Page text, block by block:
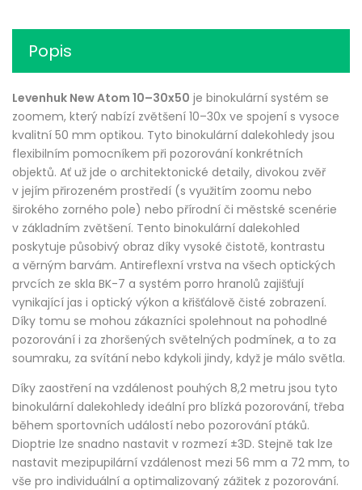
Popis
Levenhuk New Atom 10–30x50 je binokulární systém se
zoomem, který nabízí zvětšení 10–30x ve spojení s vysoce
kvalitní 50 mm optikou. Tyto binokulární dalekohledy jsou
flexibilním pomocníkem při pozorování konkrétních
objektů. Ať už jde o architektonické detaily, divokou zvěř
v jejím přirozeném prostředí (s využitím zoomu nebo
širokého zorného pole) nebo přírodní či městské scenérie
v základním zvětšení. Tento binokulární dalekohled
poskytuje působivý obraz díky vysoké čistotě, kontrastu
a věrným barvám. Antireflexní vrstva na všech optických
prvcích ze skla BK-7 a systém porro hranolů zajišťují
vynikající jas i optický výkon a křišťálově čisté zobrazení.
Díky tomu se mohou zákazníci spolehnout na pohodlné
pozorování i za zhoršených světelných podmínek, a to za
soumraku, za svítání nebo kdykoli jindy, když je málo světla.
Díky zaostření na vzdálenost pouhých 8,2 metru jsou tyto
binokulární dalekohledy ideální pro blízká pozorování, třeba
během sportovních událostí nebo pozorování ptáků.
Dioptrie lze snadno nastavit v rozmezí ±3D. Stejně tak lze
nastavit mezipupilární vzdálenost mezi 56 mm a 72 mm, to
vše pro individuální a optimalizovaný zážitek z pozorování.